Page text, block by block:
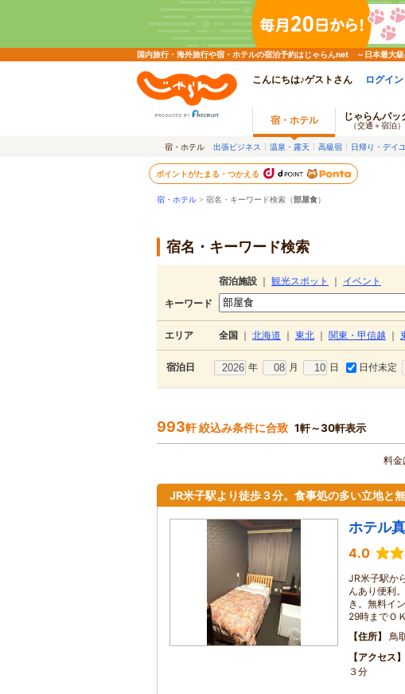
国内旅行・海外旅行や宿・ホテルの宿泊予約はじゃらんnet ～日本最大
こんにちは♪ゲストさん ログイン
宿・ホテル じゃらんパッ
（交通＋宿泊）
宿・ホテル 出張ビジネス 温泉・露天 高級宿 日帰り・デイ
ポイントがたまる・つかえる
宿・ホテル > 宿名・キーワード検索（部屋食）
宿名・キーワード検索
宿泊施設 観光スポット
イベント
キーワード
エリア 全国 北海道 東北 関東・甲信越
宿泊日 年 月 日 日付未定
993軒 絞込み条件に合致 1軒～30軒表示
料金
JR米子駅より徒歩３分。食事処の多い立地と
ホテル
4.0
JR米子駅か
んあり便利
き。無料イ
29時までＯＫ
住所
鳥
アクセス
３分